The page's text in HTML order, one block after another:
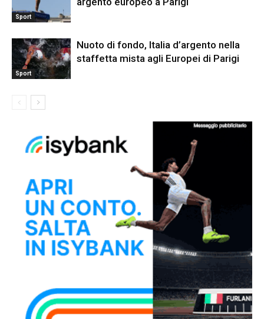
Sport
Sport
Nuoto di fondo, Italia d’argento nella
staffetta mista agli Europei di Parigi